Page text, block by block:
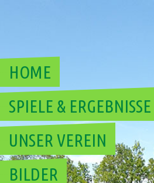
HOME
SPIELE & ERGEBNISSE
UNSER VEREIN
BILDER